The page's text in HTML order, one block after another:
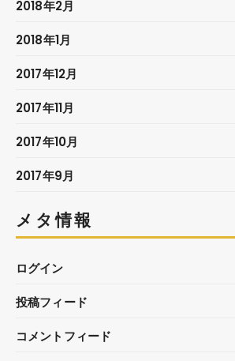
2018年2月
2018年1月
2017年12月
2017年11月
2017年10月
2017年9月
メタ情報
ログイン
投稿フィード
コメントフィード